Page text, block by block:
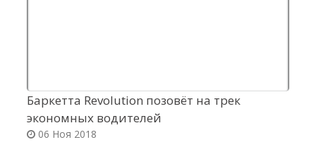
Баркетта Revolution позовёт на трек
экономных водителей
06 Ноя 2018